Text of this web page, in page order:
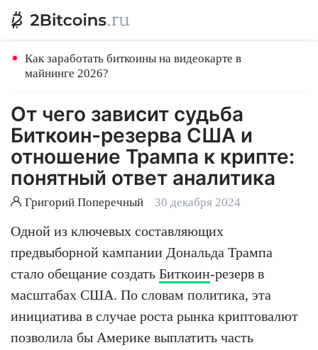
Как заработать биткоины на видеокарте в
майнинге 2026?
От чего зависит судьба
Биткоин-резерва США и
отношение Трампа к крипте:
понятный ответ аналитика
Григорий Поперечный 30 декабря 2024
Одной из ключевых составляющих
предвыборной кампании Дональда Трампа
стало обещание создать Биткоин-резерв в
масштабах США. По словам политика, эта
инициатива в случае роста рынка криптовалют
позволила бы Америке выплатить часть